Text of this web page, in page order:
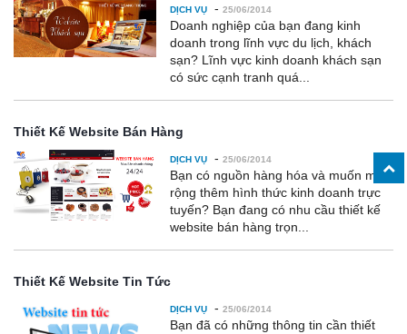
DỊCH VỤ - 25/06/2014
Doanh nghiệp của bạn đang kinh
doanh trong lĩnh vực du lịch, khách
sạn? Lĩnh vực kinh doanh khách sạn
có sức cạnh tranh quá...
Thiết Kế Website Bán Hàng
DỊCH VỤ - 25/06/2014
Bạn có nguồn hàng hóa và muốn mở
rộng thêm hình thức kinh doanh trực
tuyến? Bạn đang có nhu cầu thiết kế
website bán hàng trọn...
Thiết Kế Website Tin Tức
DỊCH VỤ - 25/06/2014
Bạn đã có những thông tin cần thiết